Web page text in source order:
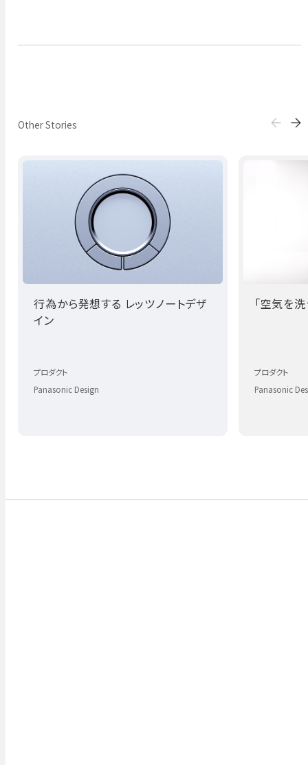
Other Stories
行為から発想する レッツノートデザ
イン
プロダクト
Panasonic Design
「空気を
プロダクト
Panasonic